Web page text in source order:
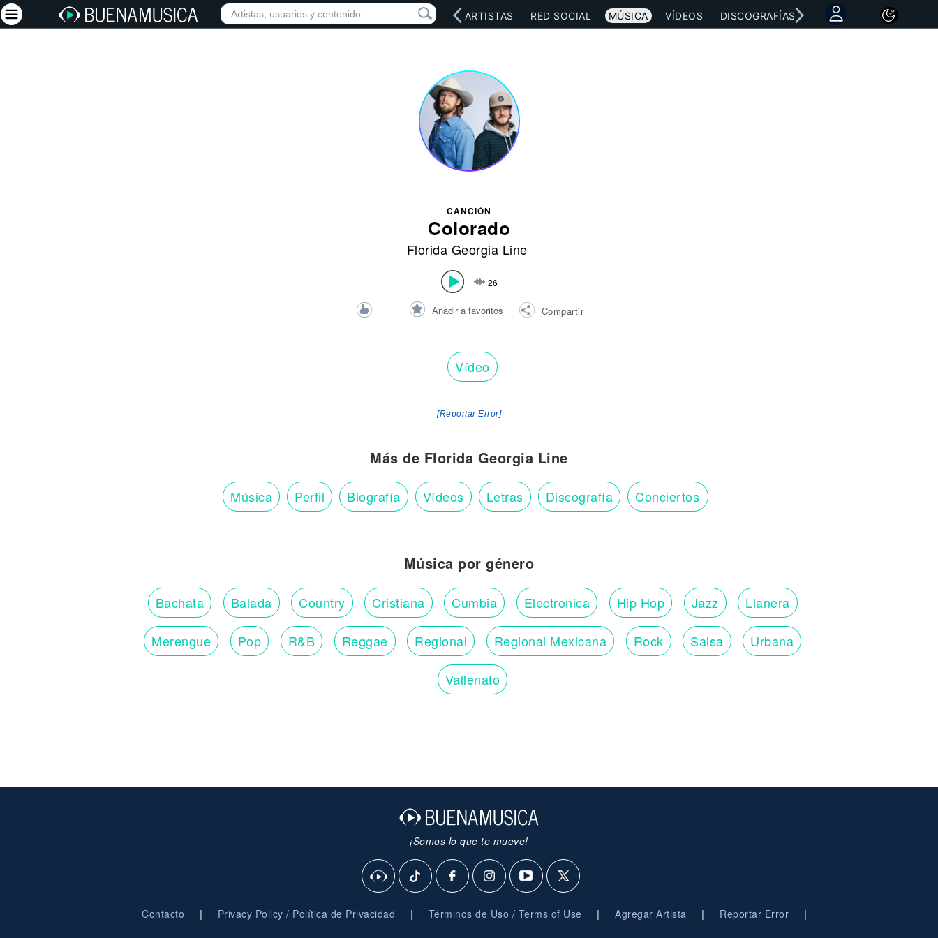
INICIO ARTISTAS RED SOCIAL MÚSICA VÍDEOS DISCOGRAFÍAS CONCIERTOS LETRAS
CANCIÓN
Colorado
Florida Georgia Line
26
Añadir a favoritos Compartir
Vídeo
[Reportar Error]
Más de Florida Georgia Line
Música Perfil Biografía Vídeos Letras Discografía Conciertos
Música por género
Bachata Balada Country Cristiana Cumbia Electronica Hip Hop Jazz Llanera
Merengue Pop R&B Reggae Regional Regional Mexicana Rock Salsa Urbana
Vallenato
¡Somos lo que te mueve!
Contacto | Privacy Policy / Política de Privacidad | Términos de Uso / Terms of Use | Agregar Artista | Reportar Error |